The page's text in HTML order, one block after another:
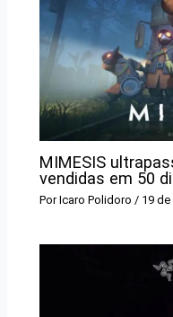
MIMESIS
vendidas em 50
PorIcaro Polidoro/ 19